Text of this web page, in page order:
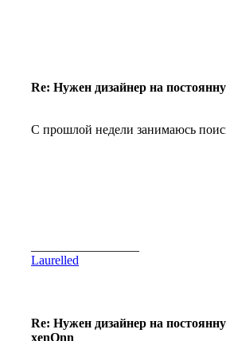
Re: Нужен дизайнер на
С прошлой недели занимаюсь
Laurelled
Re: Нужен дизайнер на
xenOnn